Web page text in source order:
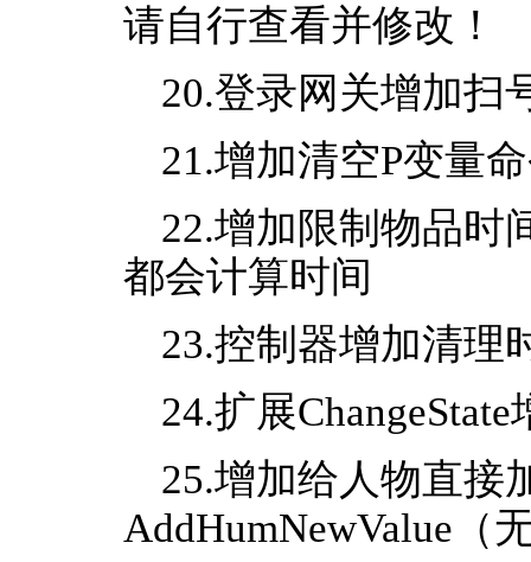
请自行查看并修改！
20.登录网关增加扫
21.增加清空P变量
22.增加限制物品时
都会计算时间
23.控制器增加清理
24.扩展
25.增加给人物直接
AddHumNewValue（